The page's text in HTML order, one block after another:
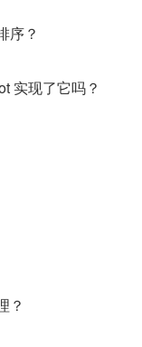
序？
实现了它吗？
？